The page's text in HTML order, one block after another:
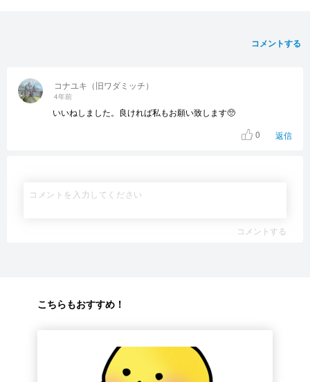
コメントする
コナユキ（旧ワダミッチ）
4年前
いいねしました。良ければ私もお願い致します🥺
0
返信
コメントする
こちらもおすすめ！